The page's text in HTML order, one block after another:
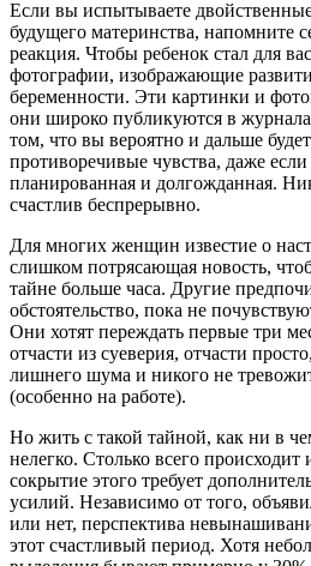
Если вы испытываете
будущего материнства, напомните
реакция. Чтобы ребенок стал для
фотографии, изображающие
беременности. Эти картинки и
они широко публикуются в
том, что вы вероятно и дальше
противоречивые чувства, даже
планированная и долгожданная.
счастлив беспрерывно.
Для многих женщин известие о
слишком потрясающая новость,
тайне больше часа. Другие
обстоятельство, пока не
Они хотят переждать первые три
отчасти из суеверия, отчасти
лишнего шума и никого не
(особенно на работе).
Но жить с такой тайной, как ни в
нелегко. Столько всего
сокрытие этого требует
усилий. Независимо от того,
или нет, перспектива
этот счастливый период. Хотя